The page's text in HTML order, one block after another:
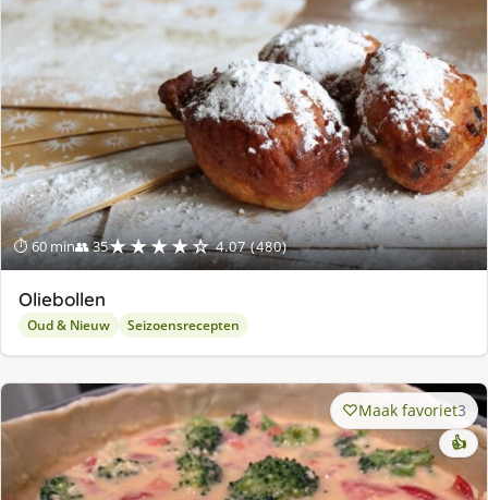
⏱ 60 min👥 35★★★★☆ 4.07 (480)
Oliebollen
Oud & Nieuw Seizoensrecepten
Maak favoriet3
👍